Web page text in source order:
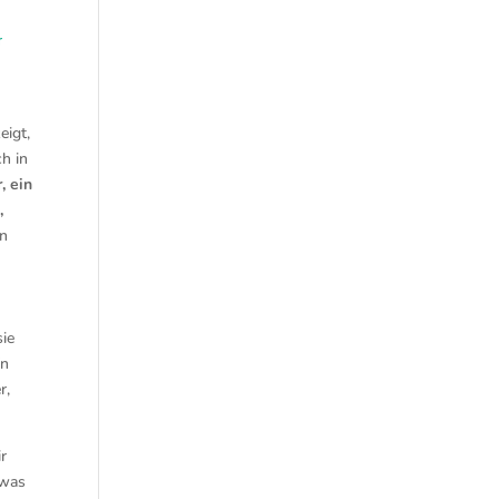
in
ein